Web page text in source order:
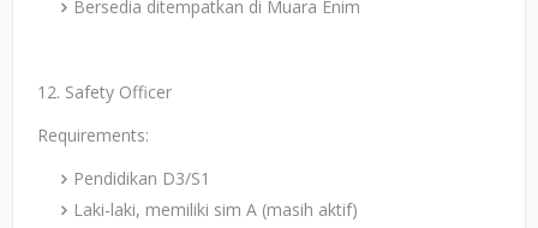
Bersedia ditempatkan di Muara Enim
12. Safety Officer
Requirements:
Pendidikan D3/S1
Laki-laki, memiliki sim A (masih aktif)